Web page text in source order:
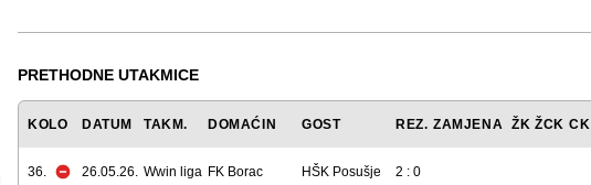
PRETHODNE UTAKMICE
KOLO DATUM TAKM. DOMAĆIN GOST REZ. ZAMJENA ŽK ŽCK CK
36. 26.05.26. Wwin liga FK Borac HŠK Posušje 2 : 0